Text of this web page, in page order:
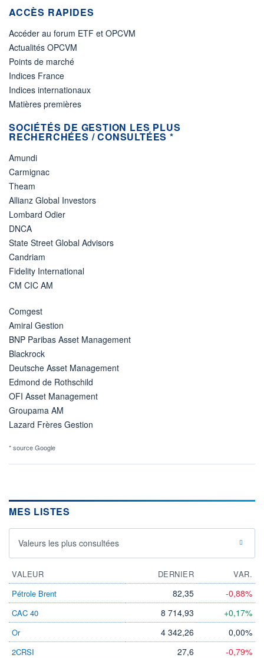
ACCÈS RAPIDES
Accéder au forum ETF et OPCVM
Actualités OPCVM
Points de marché
Indices France
Indices internationaux
Matières premières
SOCIÉTÉS DE GESTION LES PLUS
RECHERCHÉES / CONSULTÉES *
Amundi
Carmignac
Theam
Allianz Global Investors
Lombard Odier
DNCA
State Street Global Advisors
Candriam
Fidelity International
CM CIC AM
Comgest
Amiral Gestion
BNP Paribas Asset Management
Blackrock
Deutsche Asset Management
Edmond de Rothschild
OFI Asset Management
Groupama AM
Lazard Frères Gestion
* source Google
MES LISTES
Valeurs les plus consultées
VALEUR DERNIER
VAR.
Pétrole Brent
82,35 -0,88%
CAC 40 8 714,93 +0,17%
Or 4 342,26 0,00%
2CRSI 27,6 -0,79%